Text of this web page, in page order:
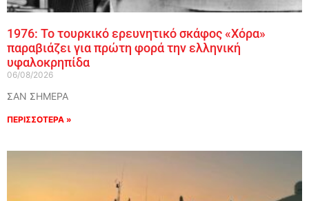
1976: Το τουρκικό ερευνητικό σκάφος «Χόρα»
παραβιάζει για πρώτη φορά την ελληνική
υφαλοκρηπίδα
06/08/2026
ΣΑΝ ΣΗΜΕΡΑ
ΠΕΡΙΣΣΟΤΕΡΑ »